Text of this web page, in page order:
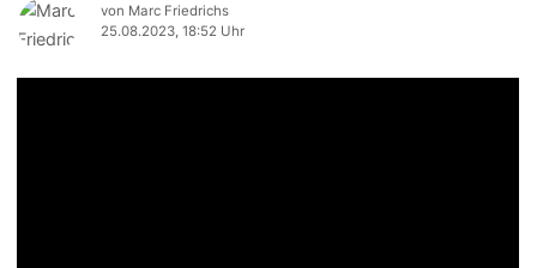
von Marc Friedrichs
25.08.2023, 18:52 Uhr